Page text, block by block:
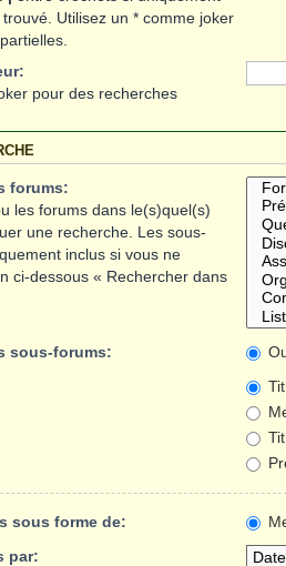
Utilisez un * comme joker
pour des recherches
forums:
les forums dans le(s)quel(s)
une recherche. Les sous-
inclus si vous ne
ci-dessous « Rechercher dans
sous-forums:
sous forme de:
par: